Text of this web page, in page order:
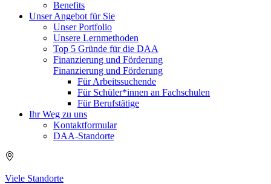
Benefits
Unser Angebot für Sie
Unser Portfolio
Unsere Lernmethoden
Top 5 Gründe für die DAA
Finanzierung und Förderung
Finanzierung und Förderung
Für Arbeitssuchende
Für Schüler*innen an Fachschulen
Für Berufstätige
Ihr Weg zu uns
Kontaktformular
DAA-Standorte
Viele Standorte